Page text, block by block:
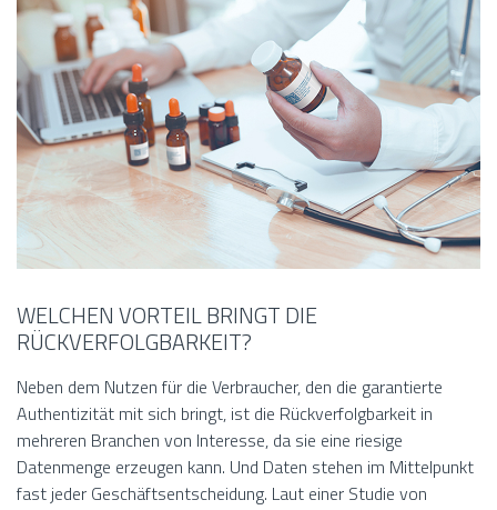
WELCHEN VORTEIL BRINGT DIE
RÜCKVERFOLGBARKEIT?
Neben dem Nutzen für die Verbraucher, den die garantierte
Authentizität mit sich bringt, ist die Rückverfolgbarkeit in
mehreren Branchen von Interesse, da sie eine riesige
Datenmenge erzeugen kann. Und Daten stehen im Mittelpunkt
fast jeder Geschäftsentscheidung. Laut einer Studie von